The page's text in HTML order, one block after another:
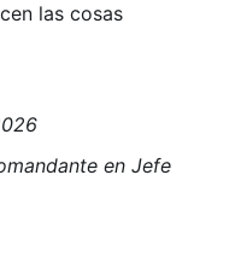
las cosas
en Jefe